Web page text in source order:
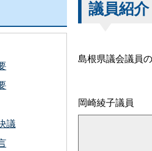
議員紹介
島根県議会議員
岡崎綾子議員
議